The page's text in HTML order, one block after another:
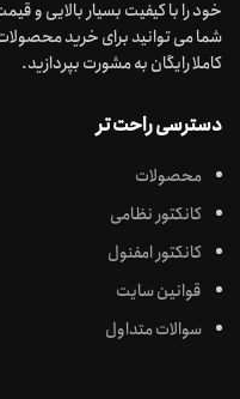
خود را با کیفیت بسیار بالایی و
شما می توانید برای خرید
کاملا رایگان به مشورت بپردازید.
دسترسی راحت تر
محصولات
کانکتور نظامی
کانکتور امفنول
قوانین سایت
سوالات متداول